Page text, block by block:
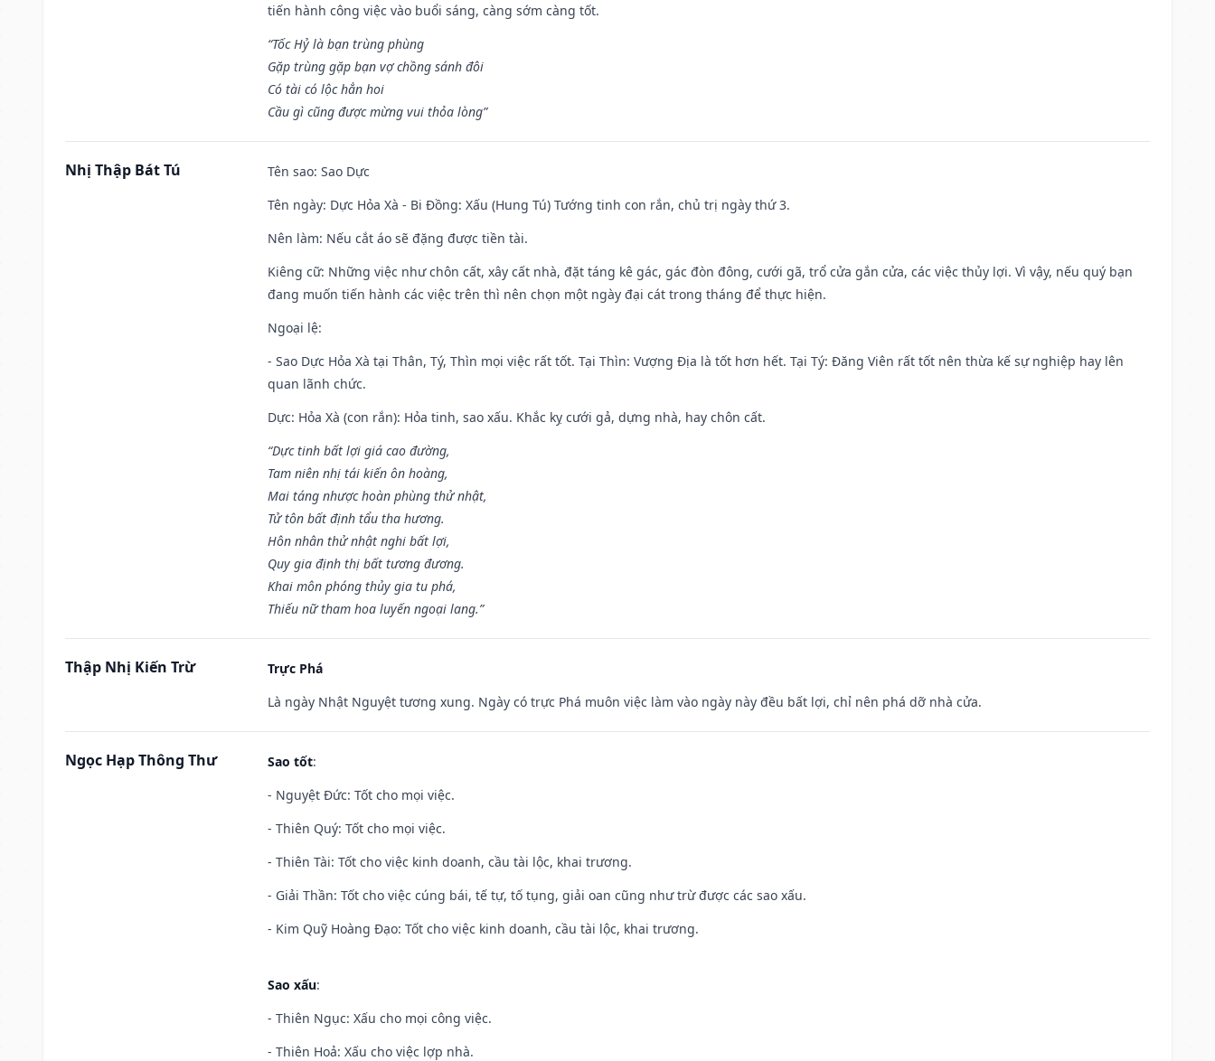
tiến hành công việc vào buổi sáng, càng sớm càng tốt.
“Tốc Hỷ là bạn trùng phùng
Gặp trùng gặp bạn vợ chồng sánh đôi
Có tài có lộc hẳn hoi
Cầu gì cũng được mừng vui thỏa lòng”
Nhị Thập Bát Tú Tên sao: Sao Dực
Tên ngày: Dực Hỏa Xà - Bi Đồng: Xấu (Hung Tú) Tướng tinh con rắn, chủ trị ngày thứ 3.
Nên làm: Nếu cắt áo sẽ đặng được tiền tài.
Kiêng cữ: Những việc như chôn cất, xây cất nhà, đặt táng kê gác, gác đòn đông, cưới gã, trổ cửa gắn cửa, các việc thủy lợi. Vì vậy, nếu quý bạn
đang muốn tiến hành các việc trên thì nên chọn một ngày đại cát trong tháng để thực hiện.
Ngoại lệ:
- Sao Dực Hỏa Xà tại Thân, Tý, Thìn mọi việc rất tốt. Tại Thìn: Vượng Địa là tốt hơn hết. Tại Tý: Đăng Viên rất tốt nên thừa kế sự nghiệp hay lên
quan lãnh chức.
Dực: Hỏa Xà (con rắn): Hỏa tinh, sao xấu. Khắc kỵ cưới gả, dựng nhà, hay chôn cất.
“Dực tinh bất lợi giá cao đường,
Tam niên nhị tái kiến ôn hoàng,
Mai táng nhược hoàn phùng thử nhật,
Tử tôn bất định tẩu tha hương.
Hôn nhân thử nhật nghi bất lợi,
Quy gia định thị bất tương đương.
Khai môn phóng thủy gia tu phá,
Thiếu nữ tham hoa luyến ngoại lang.”
Thập Nhị Kiến Trừ
Trực Phá
Là ngày Nhật Nguyệt tương xung. Ngày có trực Phá muôn việc làm vào ngày này đều bất lợi, chỉ nên phá dỡ nhà cửa.
Ngọc Hạp Thông Thư Sao tốt:
- Nguyệt Đức: Tốt cho mọi việc.
- Thiên Quý: Tốt cho mọi việc.
- Thiên Tài: Tốt cho việc kinh doanh, cầu tài lộc, khai trương.
- Giải Thần: Tốt cho việc cúng bái, tế tự, tố tụng, giải oan cũng như trừ được các sao xấu.
- Kim Quỹ Hoàng Đạo: Tốt cho việc kinh doanh, cầu tài lộc, khai trương.
Sao xấu:
- Thiên Ngục: Xấu cho mọi công việc.
- Thiên Hoả: Xấu cho việc lợp nhà.